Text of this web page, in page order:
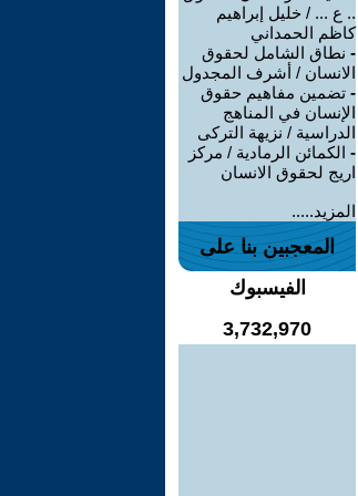
.. ع ... / خليل إبراهيم
كاظم الحمداني
- نطاق الشامل لحقوق
الانسان / أشرف المجدول
- تضمين مفاهيم حقوق
الإنسان في المناهج
الدراسية / نزيهة التركى
- الكمائن الرمادية / مركز
اريج لحقوق الانسان
المزيد.....
المعجبين بنا على
الفيسبوك
3,732,970